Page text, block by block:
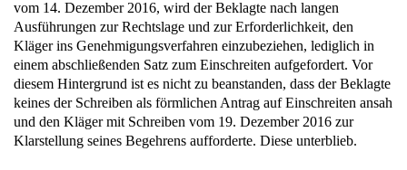
vom 14. Dezember 2016, wird der Beklagte nach langen
Ausführungen zur Rechtslage und zur Erforderlichkeit, den
Kläger ins Genehmigungsverfahren einzubeziehen, lediglich in
einem abschließenden Satz zum Einschreiten aufgefordert. Vor
diesem Hintergrund ist es nicht zu beanstanden, dass der Beklagte
keines der Schreiben als förmlichen Antrag auf Einschreiten ansah
und den Kläger mit Schreiben vom 19. Dezember 2016 zur
Klarstellung seines Begehrens aufforderte. Diese unterblieb.